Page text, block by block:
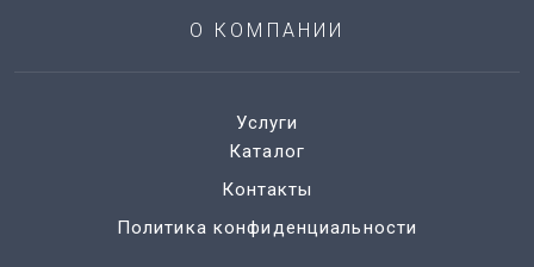
О КОМПАНИИ
Услуги
Каталог
Контакты
Политика конфиденциальности